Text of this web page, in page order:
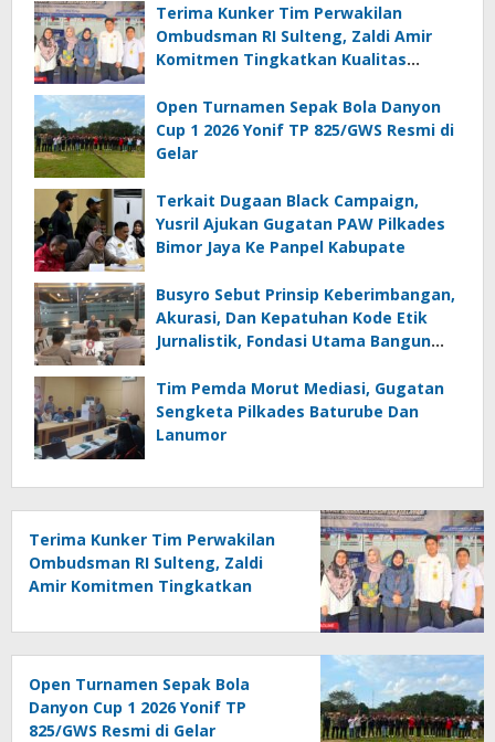
Terima Kunker Tim Perwakilan
Ombudsman RI Sulteng, Zaldi Amir
Komitmen Tingkatkan Kualitas
Mal Administrasi
Open Turnamen Sepak Bola Danyon
Cup 1 2026 Yonif TP 825/GWS Resmi di
Gelar
Terkait Dugaan Black Campaign,
Yusril Ajukan Gugatan PAW Pilkades
Bimor Jaya Ke Panpel Kabupate
Busyro Sebut Prinsip Keberimbangan,
Akurasi, Dan Kepatuhan Kode Etik
Jurnalistik, Fondasi Utama Bangun
Tim Pemda Morut Mediasi, Gugatan
Sengketa Pilkades Baturube Dan
Lanumor
Terima Kunker Tim Perwakilan
Ombudsman RI Sulteng, Zaldi
Amir Komitmen Tingkatkan
Akuntabel Bebas Mal
Administrasi
Open Turnamen Sepak Bola
Danyon Cup 1 2026 Yonif TP
825/GWS Resmi di Gelar